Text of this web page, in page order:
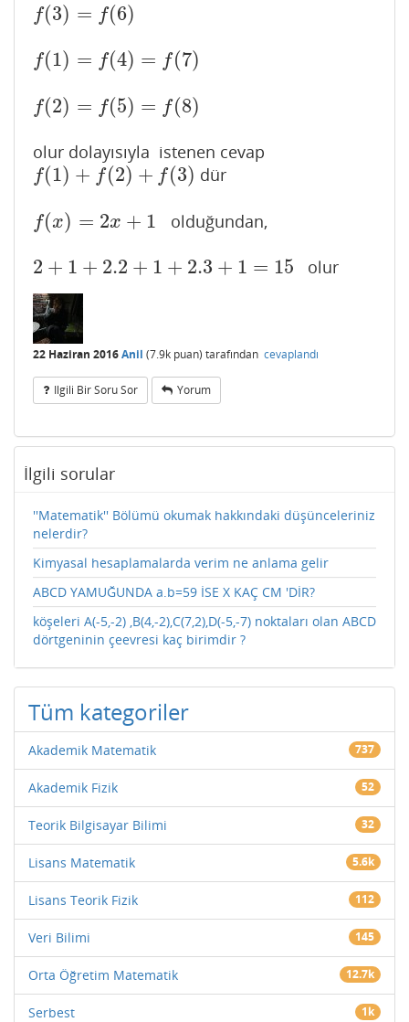
f(3) = f(6)
f(3)=f 6)
f(1) = f(4) = f(7)
f(1)=f 4)= f(7)
f(2) = f(5) = f(8)
f(2)=f 5)= f(8)
olur dolayısıyla istenen cevap
f(1) + f(2) + f(3)
f(1)+f 2) f(3) dür
f(x) = 2x + 1
f(x)=2 x+1 olduğundan,
2 + 1 + 2.2 + 1 + 2.3 + 1 = 15
2 +1+2.2+ 1+2.3+ 1=15 olur
22 Haziran 2016Anil (7.9k puan) tarafından cevaplandı
Ilgili Bir Soru Sor Yorum
İlgili sorular
''Matematik'' Bölümü okumak hakkındaki düşünceleriniz
nelerdir?
Kimyasal hesaplamalarda verim ne anlama gelir
ABCD YAMUĞUNDA a.b=59 İSE X KAÇ CM 'DİR?
köşeleri A(-5,-2) ,B(4,-2),C(7,2),D(-5,-7) noktaları olan ABCD
dörtgeninin çeevresi kaç birimdir ?
Tüm kategoriler
Akademik Matematik 737
Akademik Fizik 52
Teorik Bilgisayar Bilimi 32
Lisans Matematik 5.6k
Lisans Teorik Fizik 112
Veri Bilimi 145
Orta Öğretim Matematik 12.7k
Serbest 1k